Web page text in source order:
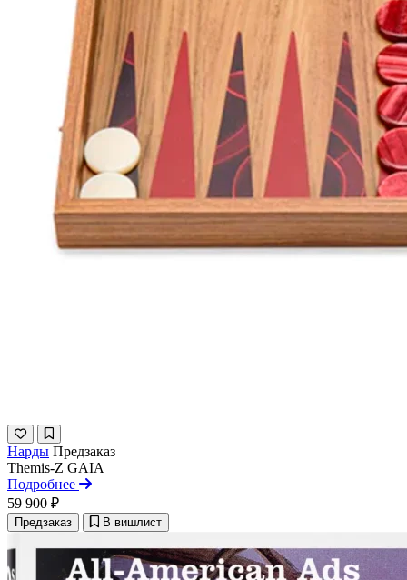
Нарды Предзаказ
Themis-Z GAIA
Подробнее
59 900 ₽
Предзаказ В вишлист